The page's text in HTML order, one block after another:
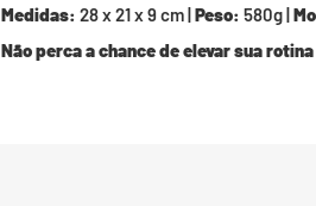
Medidas: 28 x 21 x 9 cm |Peso: 580g |
Não perca a chance de elevar sua